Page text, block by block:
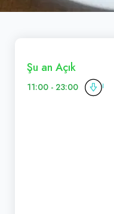
Şu an Açık
11:00 - 23:00